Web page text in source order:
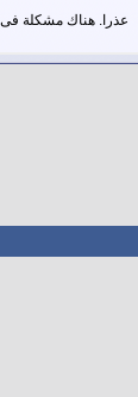
عذرا. هناك مشكلة فى